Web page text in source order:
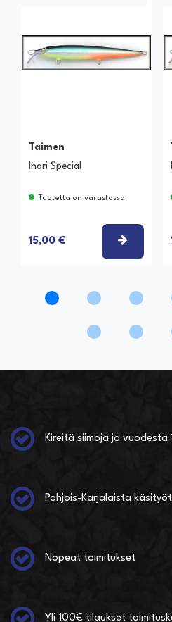
Taimen
Inari Special
Tuotetta on varastossa
15,00 €
Kireitä siimoja jo vuodesta
Pohjois-Karjalaista
Nopeat toimitukset
Yli 100€ tilaukset